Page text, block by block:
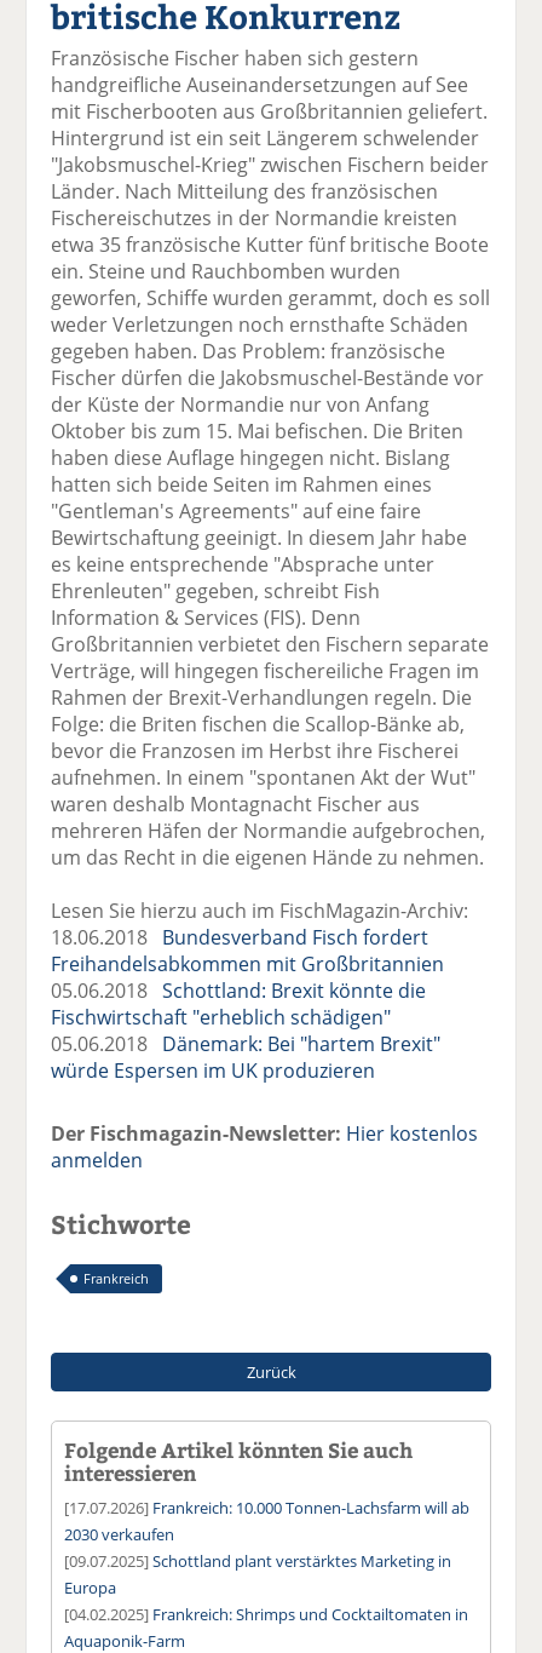
el
a
uf
F
ac
e
b
o
o
k
te
il
e
n
el
t
wi
tt
er
n
Li
n
k
e
di
n
te
e
n
E
m
ai
l
er
se
d
e
n
ck
e
n
britische Konkurrenz
Französische Fischer haben sich gestern
handgreifliche Auseinandersetzungen auf See
mit Fischerbooten aus Großbritannien geliefert.
Hintergrund ist ein seit Längerem schwelender
"Jakobsmuschel-Krieg" zwischen Fischern beider
Länder. Nach Mitteilung des französischen
Fischereischutzes in der Normandie kreisten
etwa 35 französische Kutter fünf britische Boote
ein. Steine und Rauchbomben wurden
geworfen, Schiffe wurden gerammt, doch es soll
weder Verletzungen noch ernsthafte Schäden
gegeben haben. Das Problem: französische
Fischer dürfen die Jakobsmuschel-Bestände vor
der Küste der Normandie nur von Anfang
Oktober bis zum 15. Mai befischen. Die Briten
haben diese Auflage hingegen nicht. Bislang
hatten sich beide Seiten im Rahmen eines
"Gentleman's Agreements" auf eine faire
Bewirtschaftung geeinigt. In diesem Jahr habe
es keine entsprechende "Absprache unter
Ehrenleuten" gegeben, schreibt Fish
Information & Services (FIS). Denn
Großbritannien verbietet den Fischern separate
Verträge, will hingegen fischereiliche Fragen im
Rahmen der Brexit-Verhandlungen regeln. Die
Folge: die Briten fischen die Scallop-Bänke ab,
bevor die Franzosen im Herbst ihre Fischerei
aufnehmen. In einem "spontanen Akt der Wut"
waren deshalb Montagnacht Fischer aus
mehreren Häfen der Normandie aufgebrochen,
um das Recht in die eigenen Hände zu nehmen.
Lesen Sie hierzu auch im FischMagazin-Archiv:
18.06.2018 Bundesverband Fisch fordert
Freihandelsabkommen mit Großbritannien
05.06.2018Schottland: Brexit könnte die
Fischwirtschaft "erheblich schädigen"
05.06.2018 Dänemark: Bei "hartem Brexit"
würde Espersen im UK produzieren
Der Fischmagazin-Newsletter: Hier kostenlos
anmelden
Stichworte
Frankreich
Zurück
Folgende Artikel könnten Sie auch
interessieren
[17.07.2026] Frankreich: 10.000 Tonnen-Lachsfarm will ab
2030 verkaufen
[09.07.2025]Schottland plant verstärktes Marketing in
Europa
[04.02.2025] Frankreich: Shrimps und Cocktailtomaten in
Aquaponik-Farm